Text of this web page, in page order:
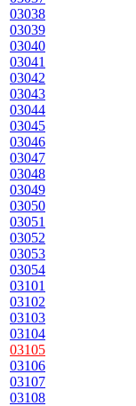
03038
03039
03040
03041
03042
03043
03044
03045
03046
03047
03048
03049
03050
03051
03052
03053
03054
03101
03102
03103
03104
03105
03106
03107
03108